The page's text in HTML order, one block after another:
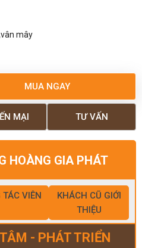
mây
MUA NGAY
TƯ VẤN
MẠI
HOÀNG GIA PHÁT
TÁC VIÊN
KHÁCH CŨ GIỚI
THIỆU
- PHÁT TRIỂN